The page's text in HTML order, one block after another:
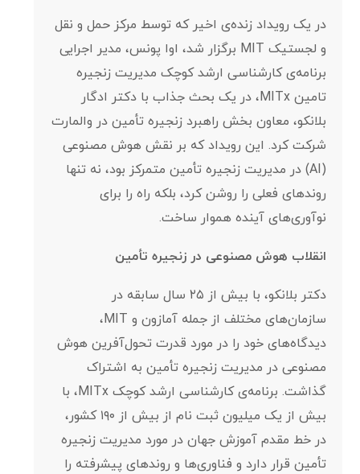
در یک رویداد زنده‌ی اخیر که توسط مرکز حمل و نقل
و لجستیک MIT برگزار شد، اوا پونس، مدیر اجرایی
برنامه‌ی کارشناسی ارشد کوچک مدیریت زنجیره
تامین MITx، در یک بحث جذاب با دکتر ادگار
بلانکو، معاون بخش راهبرد زنجیره تأمین در والمارت
شرکت کرد. این رویداد که بر نقش هوش مصنوعی
(AI) در مدیریت زنجیره تأمین متمرکز بود، نه تنها
روندهای فعلی را روشن کرد، بلکه راه را برای
نوآوری‌های آینده هموار ساخت.
انقلاب هوش مصنوعی در زنجیره تأمین
دکتر بلانکو، با بیش از ۲۵ سال سابقه در
سازمان‌های مختلف از جمله آمازون و MIT،
دیدگاه‌های خود را در مورد قدرت تحول‌آفرین هوش
مصنوعی در مدیریت زنجیره تأمین به اشتراک
گذاشت. برنامه‌ی کارشناسی ارشد کوچک MITx، با
بیش از یک میلیون ثبت نام از بیش از ۱۹۰ کشور،
در خط مقدم آموزش جهان در مورد مدیریت زنجیره
تأمین قرار دارد و فناوری‌ها و روندهای پیشرفته را